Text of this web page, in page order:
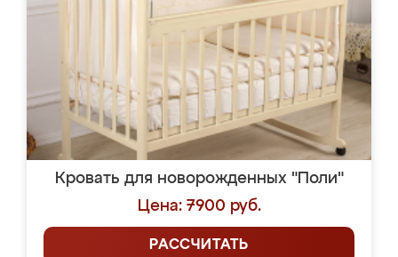
Кровать для новорожденных "Поли"
Цена: 7900 руб.
РАССЧИТАТЬ